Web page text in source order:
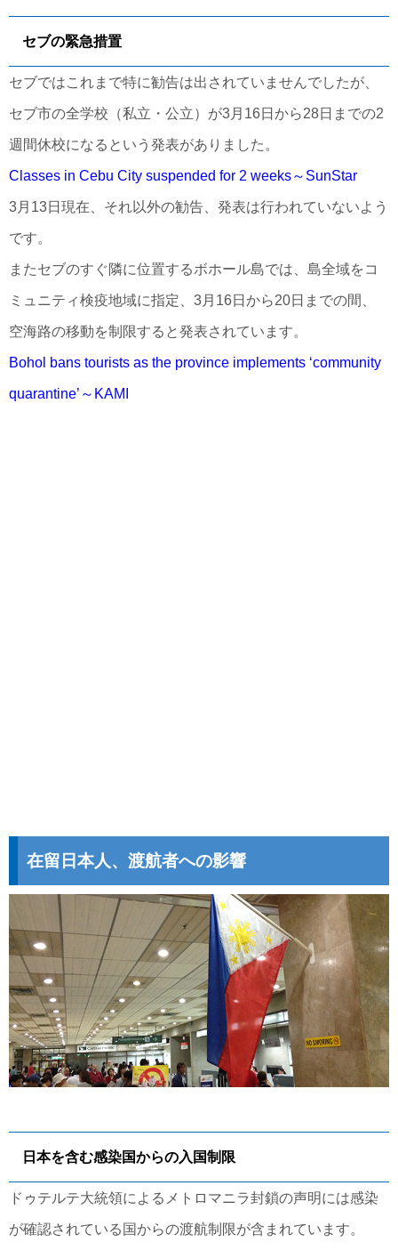
セブの緊急措置
セブではこれまで特に勧告は出されていませんでしたが、
セブ市の全学校（私立・公立）が3月16日から28日までの2
週間休校になるという発表がありました。
Classes in Cebu City suspended for 2 weeks～SunStar
3月13日現在、それ以外の勧告、発表は行われていないよう
です。
またセブのすぐ隣に位置するボホール島では、島全域をコ
ミュニティ検疫地域に指定、3月16日から20日までの間、
空海路の移動を制限すると発表されています。
Bohol bans tourists as the province implements ‘community
quarantine’～KAMI
在留日本人、渡航者への影響
日本を含む感染国からの入国制限
ドゥテルテ大統領によるメトロマニラ封鎖の声明には感染
が確認されている国からの渡航制限が含まれています。